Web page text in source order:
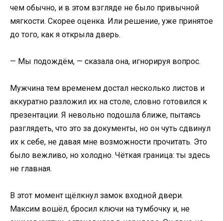
чем обычно, и в этом взгляде не было привычной
мягкости. Скорее оценка. Или решение, уже принятое
до того, как я открыла дверь.
— Мы подождём, — сказала она, игнорируя вопрос.
Мужчина тем временем достал несколько листов и
аккуратно разложил их на столе, словно готовился к
презентации. Я невольно подошла ближе, пытаясь
разглядеть, что это за документы, но он чуть сдвинул
их к себе, не давая мне возможности прочитать. Это
было вежливо, но холодно. Чёткая граница: ты здесь
не главная.
В этот момент щёлкнул замок входной двери.
Максим вошёл, бросил ключи на тумбочку и, не